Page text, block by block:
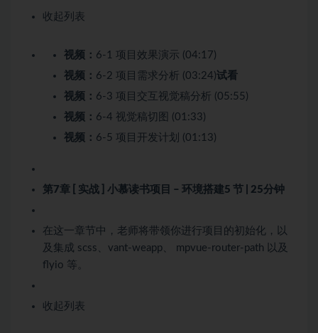
收起列表
视频： 6-1 项目效果演示 (04:17)
视频： 6-2 项目需求分析 (03:24)试看
视频： 6-3 项目交互视觉稿分析 (05:55)
视频： 6-4 视觉稿切图 (01:33)
视频： 6-5 项目开发计划 (01:13)
第7章 [ 实战 ] 小慕读书项目 – 环境搭建5 节 | 25分钟
在这一章节中，老师将带领你进行项目的初始化，以
及集成 scss、vant-weapp、 mpvue-router-path 以及
flyio 等。
收起列表